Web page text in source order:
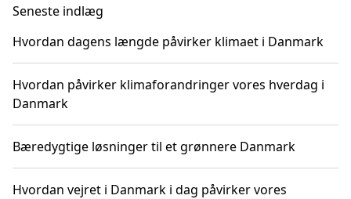
Seneste indlæg
Hvordan dagens længde påvirker klimaet i Danmark
Hvordan påvirker klimaforandringer vores hverdag i
Danmark
Bæredygtige løsninger til et grønnere Danmark
Hvordan vejret i Danmark i dag påvirker vores